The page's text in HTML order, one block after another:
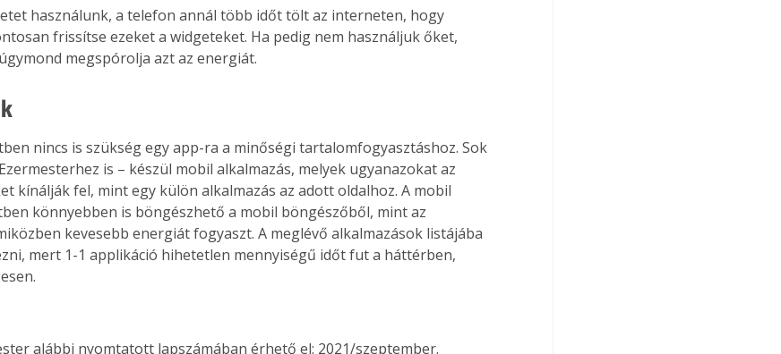
új,
vagy
Együtt jobban megéri!
Bővebb információ itt!
megrendelhetők!
használunk, a telefon annál több időt tölt az interneten, hogy
frissítse ezeket a widgeteket. Ha pedig nem használjuk őket,
megspórolja azt az energiát.
nincs is szükség egy app-ra a minőségi tartalomfogyasztáshoz. Sok
is – készül mobil alkalmazás, melyek ugyanazokat az
kínálják fel, mint egy külön alkalmazás az adott oldalhoz. A mobil
könnyebben is böngészhető a mobil böngészőből, mint az
kevesebb energiát fogyaszt. A meglévő alkalmazások listájába
mert 1-1 applikáció hihetetlen mennyiségű időt fut a háttérben,
alábbi nyomtatott lapszámában érhető el: 2021/szeptember.